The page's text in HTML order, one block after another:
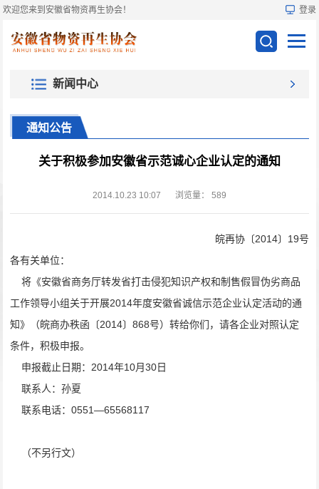
欢迎您来到安徽省物资再生协会！ 登录
新闻中心
通知公告
关于积极参加安徽省示范诚心企业认定的通知
2014.10.23 10:07 浏览量： 589
皖再协〔2014〕19号
各有关单位：
将《安徽省商务厅转发省打击侵犯知识产权和制售假冒伪劣商品
工作领导小组关于开展2014年度安徽省诚信示范企业认定活动的通
知》（皖商办秩函〔2014〕868号）转给你们，请各企业对照认定
条件，积极申报。
申报截止日期：2014年10月30日
联系人：孙夏
联系电话：0551—65568117
（不另行文）